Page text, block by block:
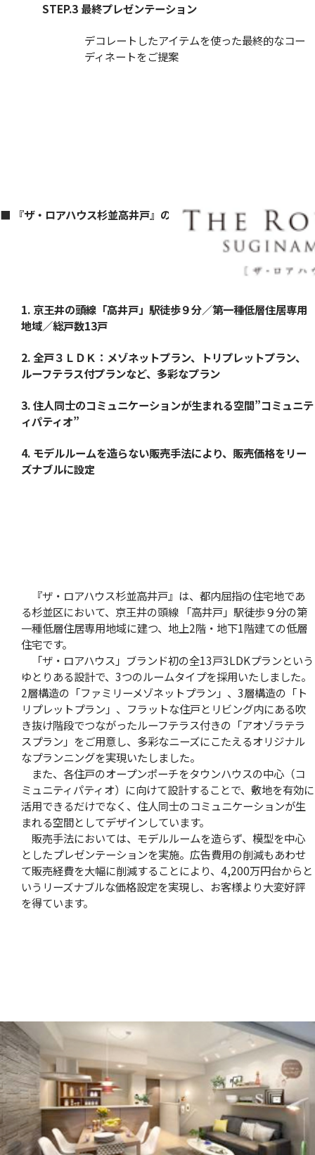
STEP.3 最終プレゼンテーション
デコレートしたアイテムを使った最終的なコー
ディネートをご提案
■ 『ザ・ロアハウス杉並高井戸』の特徴
1. 京王井の頭線「高井戸」駅徒歩９分／第一種低層住居専用
地域／総戸数13戸
2. 全戸３ＬＤＫ：メゾネットプラン、トリプレットプラン、
ルーフテラス付プランなど、多彩なプラン
3. 住人同士のコミュニケーションが生まれる空間”コミュニテ
ィパティオ”
4. モデルルームを造らない販売手法により、販売価格をリー
ズナブルに設定
『ザ・ロアハウス杉並高井戸』は、都内屈指の住宅地であ
る杉並区において、京王井の頭線 「高井戸」駅徒歩９分の第
一種低層住居専用地域に建つ、地上2階・地下1階建ての低層
住宅です。
「ザ・ロアハウス」ブランド初の全13戸3LDKプランという
ゆとりある設計で、3つのルームタイプを採用いたしました。
2層構造の「ファミリーメゾネットプラン」、3層構造の「ト
リプレットプラン」、フラットな住戸とリビング内にある吹
き抜け階段でつながったルーフテラス付きの「アオゾラテラ
スプラン」をご用意し、多彩なニーズにこたえるオリジナル
なプランニングを実現いたしました。
また、各住戸のオープンポーチをタウンハウスの中心（コ
ミュニティパティオ）に向けて設計することで、敷地を有効に
活用できるだけでなく、住人同士のコミュニケーションが生
まれる空間としてデザインしています。
販売手法においては、モデルルームを造らず、模型を中心
としたプレゼンテーションを実施。広告費用の削減もあわせ
て販売経費を大幅に削減することにより、4,200万円台からと
いうリーズナブルな価格設定を実現し、お客様より大変好評
を得ています。